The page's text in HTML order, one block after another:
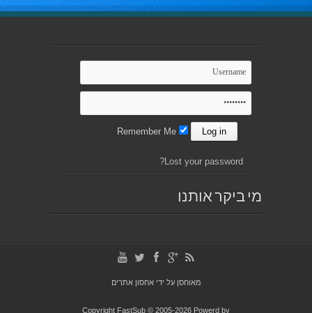
Lost your password?
מי ביקר אותנו
מאוחסן על ידיאחסון אתרים
Copyright FastSub © 2005-2026 Powerd by